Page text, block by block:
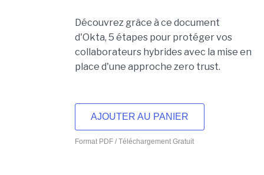
Découvrez grâce à ce document
d'Okta, 5 étapes pour protéger vos
collaborateurs hybrides avec la mise en
place d'une approche zero trust.
AJOUTER AU PANIER
Format PDF / Téléchargement Gratuit